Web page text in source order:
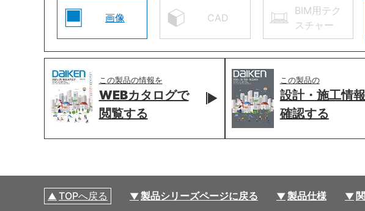
画像 CAD
BIM用テク
スチャー
この製品の情報を
WEBカタログで
閲覧する
この製品の
設計・施工情
確認する
TOPへ戻る 製品シリーズページに戻る 製品仕様